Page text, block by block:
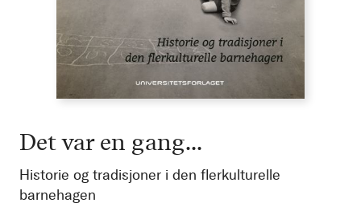
Det var en gang...
Historie og tradisjoner i den flerkulturelle
barnehagen